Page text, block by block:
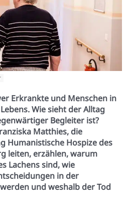
Erkrankte und Menschen in
Wie sieht der Alltag
Begleiter ist?
Matthies, die
Humanistische Hospize des
leiten, erzählen, warum
Lachens sind, wie
in der
und weshalb der Tod